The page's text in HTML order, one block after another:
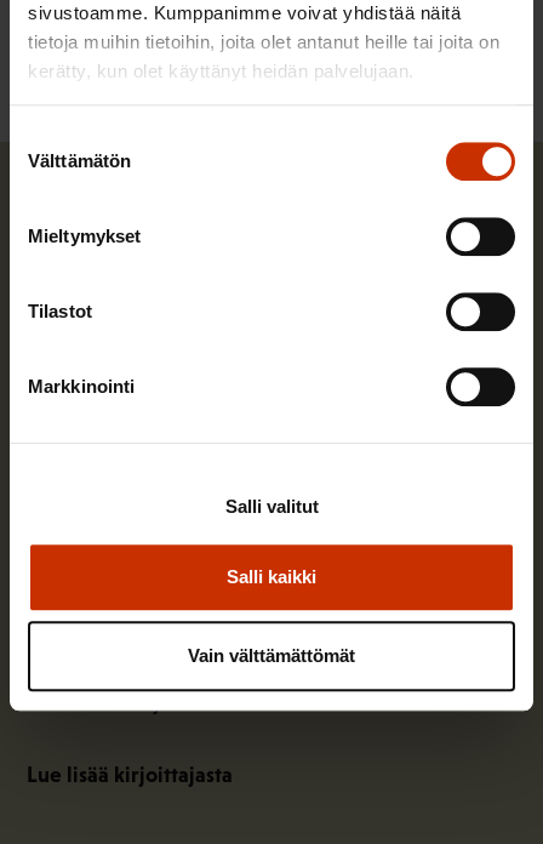
sivustoamme. Kumppanimme voivat yhdistää näitä
tietoja muihin tietoihin, joita olet antanut heille tai joita on
kerätty, kun olet käyttänyt heidän palvelujaan.
valinta
Välttämätön
Mieltymykset
Tilastot
Markkinointi
Salli kaikki
Salli valitut
Vain välttämättömät
EUROOPAN UNIONI ILMASTOPOLITIIKKA
Vastaan SAK:n ilmastopolitiikan, kestävän
kehityksen ja yritysten yhteiskuntavastuuasioiden
valmistelusta ja edunvalvonnasta.
Lue lisää kirjoittajasta